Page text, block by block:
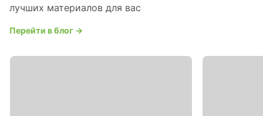
лучших материалов для вас
Перейти в блог →